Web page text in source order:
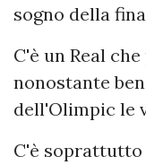
sogno della
C'è un Real
nonostante
dell'Olimpic le
C'è